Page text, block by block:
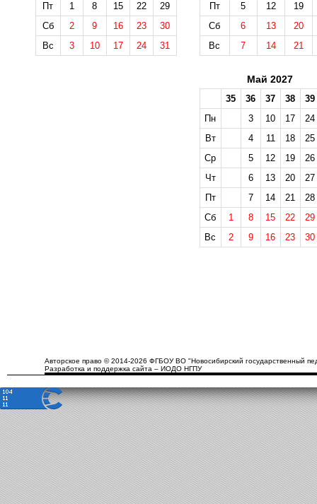
Пт
1 8 15 22
29
Сб
2 9 16 23
30
Вс
3 10 17 24 31
Пт
5 12
19
Сб
6 13
20
Вс
7 14 21
Май 2027
35 36 37 38
39
Пн
3 10 17
24
Вт
4 11 18
25
Ср
5 12 19
26
Чт
6 13 20
27
Пт
7 14 21
28
Сб
1 8 15 22
29
Вс
2 9 16 23 30
Авторское право © 2014-2026 ФГБОУ ВО "Новосибирский государственный
Разработка и поддержка сайта – ИОДО НГПУ